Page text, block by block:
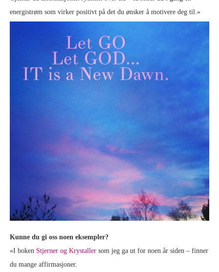
energistrøm som virker positivt på det du ønsker å motivere deg til.»
Kunne du gi oss noen eksempler?
«I boken Stjerner og Krystaller som jeg ga ut for noen år siden – finner
du mange affirmasjoner.